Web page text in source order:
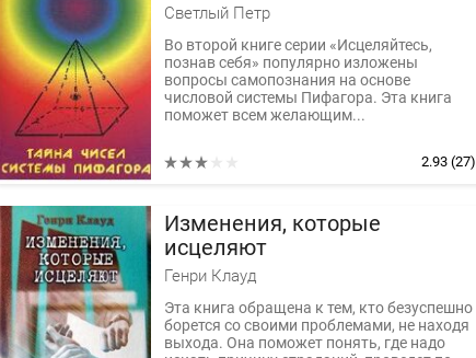
Светлый Петр
Во второй книге серии «Исцеляйтесь,
познав себя» популярно изложены
вопросы самопознания на основе
числовой системы Пифагора. Эта книга
поможет всем желающим...
2.93 (27)
Изменения, которые
исцеляют
Генри Клауд
Эта книга обращена к тем, кто безуспешно
борется со своими проблемами, не находя
выхода. Она поможет понять, где надо